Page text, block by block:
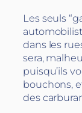
Les seuls
dans les
sera,
puisqu’ils
bouchons,
des